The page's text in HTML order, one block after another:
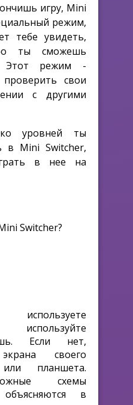
игру, Mini
режим,
тебе увидеть,
ты сможешь
Этот режим -
свои
с другими
уровней ты
в Mini Switcher,
в нее на
Switcher?
используйте
Если нет,
своего
планшета.
схемы
объясняются в